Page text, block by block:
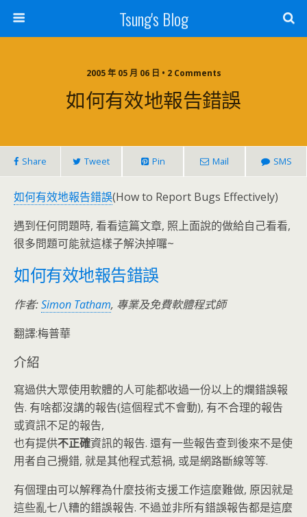
Tsung's Blog
2005 年 05 月 06 日 • 2 Comments
如何有效地報告錯誤
Share Tweet Pin Mail SMS
如何有效地報告錯誤(How to Report Bugs Effectively)
遇到任何問題時, 看看這篇文章, 照上面說的做給自己看看,
很多問題可能就這樣子解決掉囉~
如何有效地報告錯誤
作者:Simon Tatham, 專業及免費軟體程式師
翻譯:梅普華
介紹
寫過供大眾使用軟體的人可能都收過一份以上的爛錯誤報
告. 有啥都沒講的報告(這個程式不會動), 有不合理的報告
或資訊不足的報告,
也有提供不正確資訊的報告. 還有一些報告查到後來不是使
用者自己攪錯, 就是其他程式惹禍, 或是網路斷線等等.
有個理由可以解釋為什麼技術支援工作這麼難做, 原因就是
這些亂七八糟的錯誤報告. 不過並非所有錯誤報告都是這麼